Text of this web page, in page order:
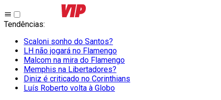
Tendências:
Scaloni sonho do Santos?
LH não jogará no Flamengo
Malcom na mira do Flamengo
Memphis na Libertadores?
Diniz é criticado no Corinthians
Luís Roberto volta à Globo